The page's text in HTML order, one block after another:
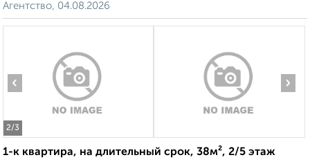
Агентство, 04.08.2026
2/3
‹ ›
1-к квартира, на длительный срок, 38м², 2/5 этаж